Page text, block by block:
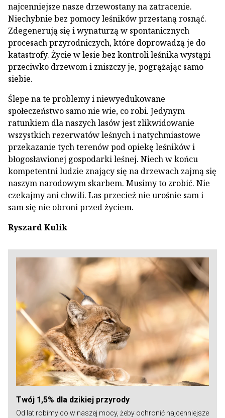
najcenniejsze nasze drzewostany na zatracenie.
Niechybnie bez pomocy leśników przestaną rosnąć.
Zdegenerują się i wynaturzą w spontanicznych
procesach przyrodniczych, które doprowadzą je do
katastrofy. Życie w lesie bez kontroli leśnika wystąpi
przeciwko drzewom i zniszczy je, pogrążając samo
siebie.
Ślepe na te problemy i niewyedukowane
społeczeństwo samo nie wie, co robi. Jedynym
ratunkiem dla naszych lasów jest zlikwidowanie
wszystkich rezerwatów leśnych i natychmiastowe
przekazanie tych terenów pod opiekę leśników i
błogosławionej gospodarki leśnej. Niech w końcu
kompetentni ludzie znający się na drzewach zajmą się
naszym narodowym skarbem. Musimy to zrobić. Nie
czekajmy ani chwili. Las przecież nie urośnie sam i
sam się nie obroni przed życiem.
Ryszard Kulik
Twój 1,5% dla dzikiej przyrody
Od lat robimy co w naszej mocy, żeby ochronić najcenniejsze